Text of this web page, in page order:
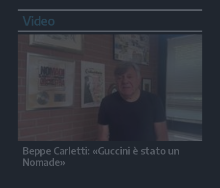
Video
Beppe Carletti: «Guccini è stato un
Nomade»